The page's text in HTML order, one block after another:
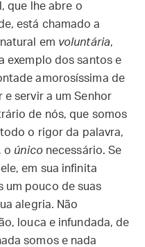
que lhe abre o
está chamado a
em voluntária,
exemplo dos santos e
amorosíssima de
e servir a um Senhor
de nós, que somos
o rigor da palavra,
o úniconecessário. Se
em sua infinita
um pouco de suas
alegria. Não
louca e infundada, de
somos e nada